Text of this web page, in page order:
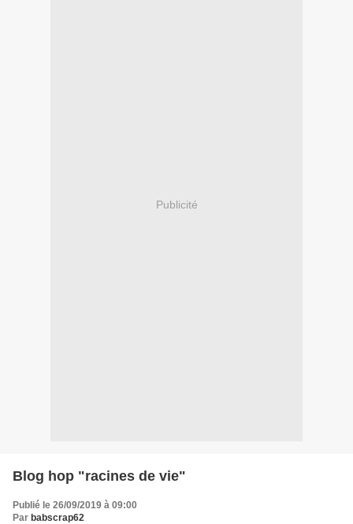
Publicité
Blog hop "racines de vie"
Publié le 26/09/2019 à 09:00
Par babscrap62